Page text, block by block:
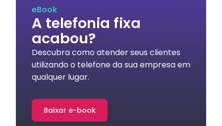
eBook
A telefonia fixa
acabou?
Descubra como atender seus clientes
utilizando o telefone da sua empresa em
qualquer lugar.
Baixar e-book